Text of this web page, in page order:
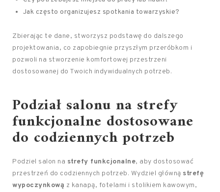
Jak często organizujesz spotkania towarzyskie?
Zbierając te dane, stworzysz podstawę do dalszego
projektowania, co zapobiegnie przyszłym przeróbkom i
pozwoli na stworzenie komfortowej przestrzeni
dostosowanej do Twoich indywidualnych potrzeb.
Podział salonu na strefy
funkcjonalne dostosowane
do codziennych potrzeb
Podziel salon na strefy funkcjonalne, aby dostosować
przestrzeń do codziennych potrzeb. Wydziel główną strefę
wypoczynkową z kanapą, fotelami i stolikiem kawowym,